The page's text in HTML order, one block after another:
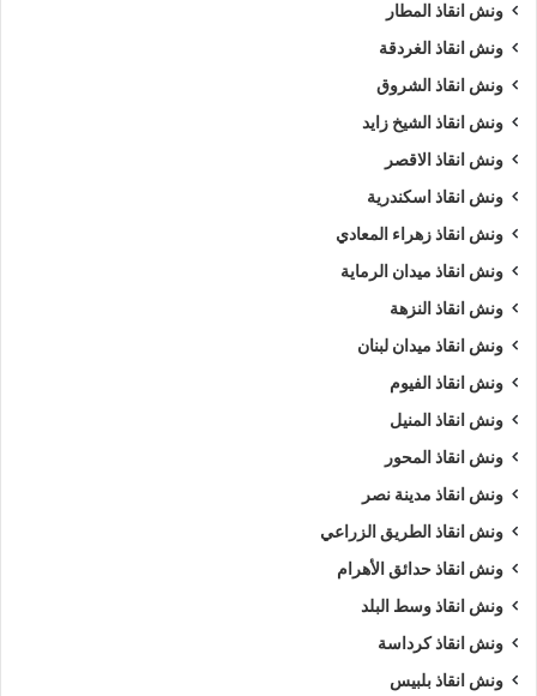
ونش انقاذ المطار
ونش انقاذ الغردقة
ونش انقاذ الشروق
ونش انقاذ الشيخ زايد
ونش انقاذ الاقصر
ونش انقاذ اسكندرية
ونش انقاذ زهراء المعادي
ونش انقاذ ميدان الرماية
ونش انقاذ النزهة
ونش انقاذ ميدان لبنان
ونش انقاذ الفيوم
ونش انقاذ المنيل
ونش انقاذ المحور
ونش انقاذ مدينة نصر
ونش انقاذ الطريق الزراعي
ونش انقاذ حدائق الأهرام
ونش انقاذ وسط البلد
ونش انقاذ كرداسة
ونش انقاذ بلبيس